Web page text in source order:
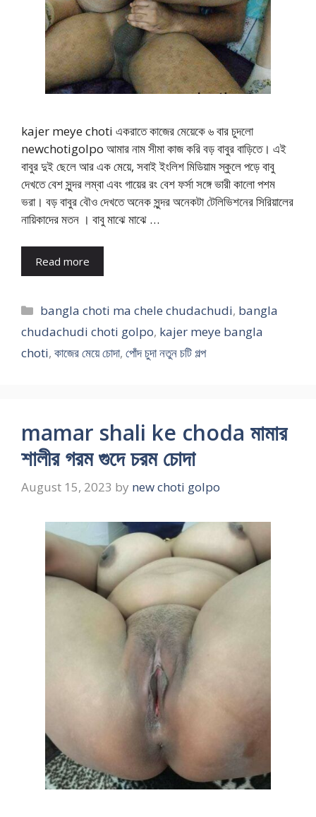
kajer meye choti একরাতে কাজের মেয়েকে ৬ বার চুদলো
newchotigolpo আমার নাম সীমা কাজ করি বড় বাবুর বাড়িতে। এই
বাবুর দুই ছেলে আর এক মেয়ে, সবাই ইংলিশ মিডিয়াম স্কুলে পড়ে বাবু
দেখতে বেশ সুন্দর লম্বা এবং গায়ের রং বেশ ফর্সা সঙ্গে ভারী কালো পশম
ভরা। বড় বাবুর বৌও দেখতে অনেক সুন্দর অনেকটা টেলিভিশনের সিরিয়ালের
নায়িকাদের মতন । বাবু মাঝে মাঝে …
Read more
Categories
bangla choti ma chele chudachudi, bangla
chudachudi choti golpo, kajer meye bangla
choti, কাজের মেয়ে চোদা, পোঁদ চুদা নতুন চটি গল্প
mamar shali ke choda মামার
শালীর গরম গুদে চরম চোদা
August 15, 2023 by new choti golpo